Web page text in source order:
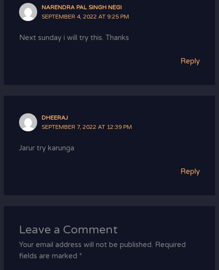
NARENDRA PAL SINGH NEGI
SEPTEMBER 4, 2022 AT 9:25 PM
Next sunday i will try this. Thanks
Reply
DHEERAJ
SEPTEMBER 7, 2022 AT 12:39 PM
Jarur try karunga
Reply
Leave a Comment
Your email address will not be published. Required
fields are marked *